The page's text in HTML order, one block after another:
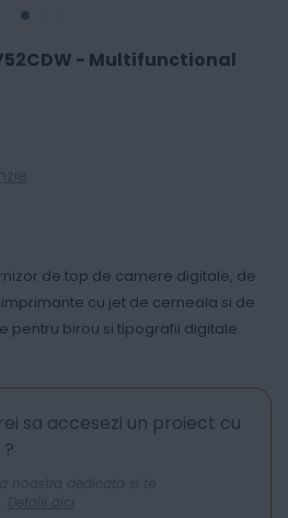
- Multifunctional
de top de camere digitale, de
cu jet de cerneala si de
pentru birou si tipografii digitale.
sa accesezi un proiect cu
?
noastra dedicata si te
Detalii aici